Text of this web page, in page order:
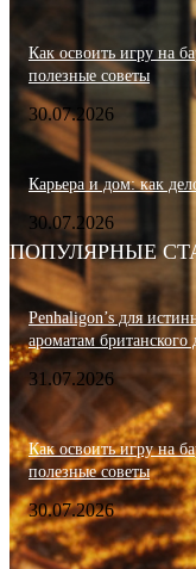
Как освоить игру на
полезные советы
30.07.2026
Карьера и дом: как
30.07.2026
ПОПУЛЯРНЫЕ
Penhaligon’s для
ароматам британского
31.07.2026
Как освоить игру на
полезные советы
30.07.2026